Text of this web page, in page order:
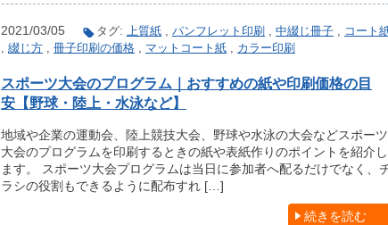
2021/03/05 タグ: 上質紙 , パンフレット印刷 , 中綴じ冊子 , コート
, 綴じ方 , 冊子印刷の価格 , マットコート紙 , カラー印刷
スポーツ大会のプログラム｜おすすめの紙や印刷価格の目
安【野球・陸上・水泳など】
地域や企業の運動会、陸上競技大会、野球や水泳の大会などスポーツ
大会のプログラムを印刷するときの紙や表紙作りのポイントを紹介し
ます。 スポーツ大会プログラムは当日に参加者へ配るだけでなく、
ラシの役割もできるように配布すれ […]
続きを読む